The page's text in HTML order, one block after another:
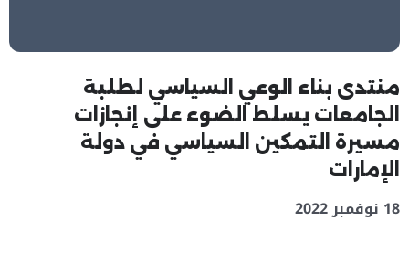
منتدى بناء الوعي السياسي لطلبة
الجامعات يسلط الضوء على إنجازات
مسيرة التمكين السياسي في دولة
الإمارات
18 نوفمبر 2022